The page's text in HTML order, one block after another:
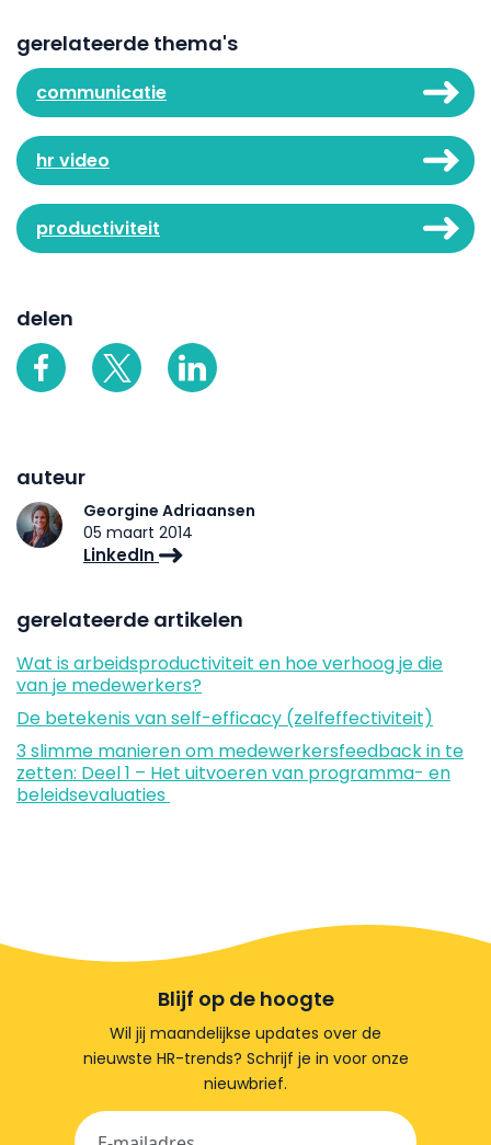
gerelateerde thema's
communicatie
hr video
productiviteit
delen
auteur
Georgine Adriaansen
05 maart 2014
LinkedIn
gerelateerde artikelen
Wat is arbeidsproductiviteit en hoe verhoog je die
van je medewerkers?
De betekenis van self-efficacy (zelfeffectiviteit)
3 slimme manieren om medewerkersfeedback in te
zetten: Deel 1 – Het uitvoeren van programma- en
beleidsevaluaties
Blijf op de hoogte
Wil jij maandelijkse updates over de
nieuwste HR-trends? Schrijf je in voor onze
nieuwbrief.